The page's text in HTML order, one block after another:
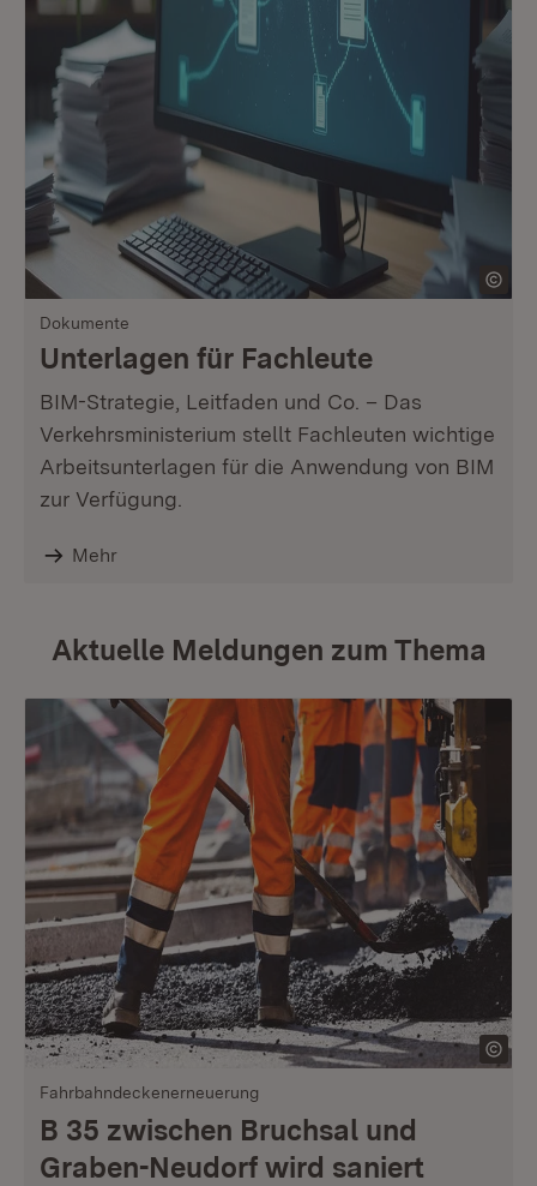
Dokumente
Unterlagen für Fachleute
BIM-Strategie, Leitfaden und Co. – Das
Verkehrsministerium stellt Fachleuten wichtige
Arbeitsunterlagen für die Anwendung von BIM
zur Verfügung.
Mehr
Aktuelle Meldungen zum Thema
Fahrbahndeckenerneuerung
B 35 zwischen Bruchsal und
Graben-Neudorf wird saniert